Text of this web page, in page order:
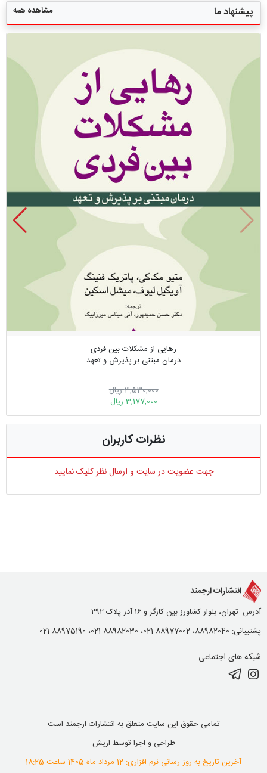
پیشنهاد ما مشاهده همه
رهایی از مشکلات بین فردی
درمان مبتنی بر پذیرش و تعهد
3,530,000 ریال
3,177,000 ریال
نظرات کاربران
جهت عضویت در سایت و ارسال نظر کلیک نمایید
انتشارات ارجمند
آدرس: تهران، بلوار کشاورز بین کارگر و 16 آذر پلاک 292
پشتیبانی: 88982040، 88977002-021، 88982030-021، 88975190-021
شبکه های اجتماعی
تمامی حقوق این سایت متعلق به انتشارات ارجمند است
طراحی و اجرا توسط اریش
آخرین تاریخ به روز رسانی نرم افزاری: 12 مرداد ماه 1405 ساعت 18:25